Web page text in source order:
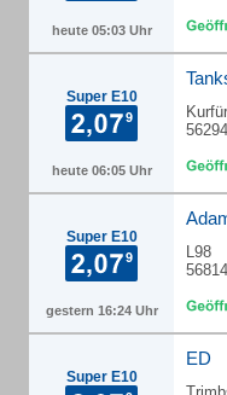
heute 05:03 Uhr
Super E10
heute 06:05 Uhr
Super E10
gestern 16:24 Uhr
L98
Super E10
ED